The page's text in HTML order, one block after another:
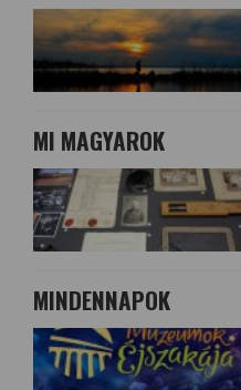
MI MAGYAROK
MINDENNAPOK